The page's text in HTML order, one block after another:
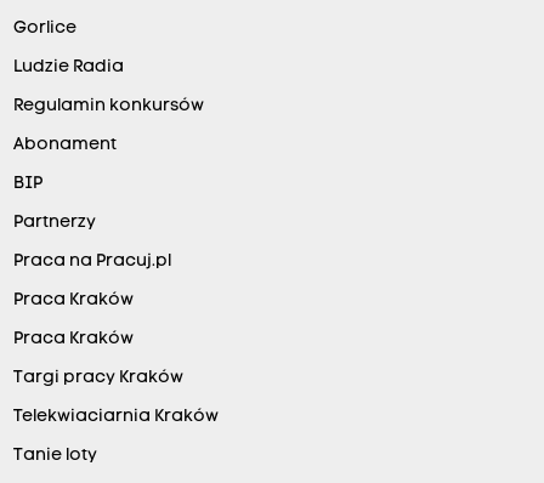
Gorlice
Ludzie Radia
Regulamin konkursów
Abonament
BIP
Partnerzy
Praca na Pracuj.pl
Praca Kraków
Praca Kraków
Targi pracy Kraków
Telekwiaciarnia Kraków
Tanie loty